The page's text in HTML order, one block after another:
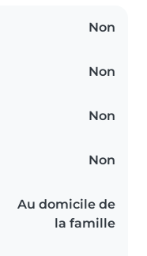
Non
Non
Non
Non
Au domicile de
la famille